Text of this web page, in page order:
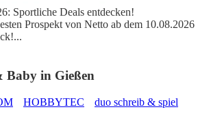
Sportliche Deals entdecken!
Prospekt von Netto ab dem 10.08.2026
...
Baby in Gießen
HOBBYTEC duo schreib & spiel